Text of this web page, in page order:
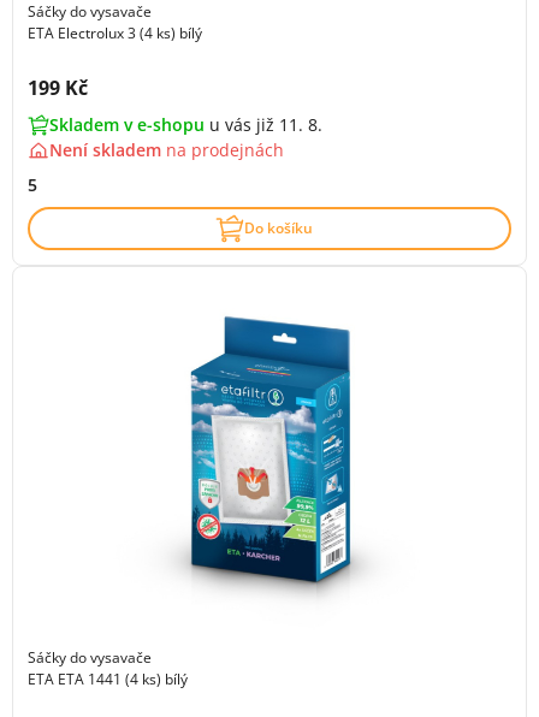
Sáčky do vysavače
ETA Electrolux 3 (4 ks) bílý
Cena s DPH:
199 Kč
Skladem v e-shopu u vás již 11. 8.
Není skladem na prodejnách
5
Do košíku
Sáčky do vysavače
ETA ETA 1441 (4 ks) bílý